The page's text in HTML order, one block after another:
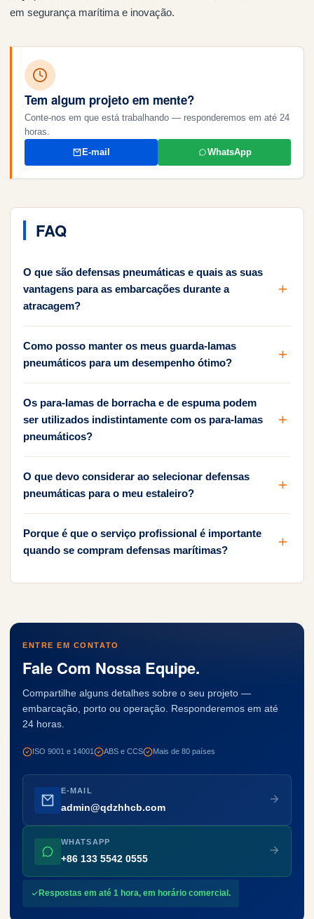
em segurança marítima e inovação.
Tem algum projeto em mente?
Conte-nos em que está trabalhando — responderemos em até 24
horas.
E-mail
WhatsApp
FAQ
O que são defensas pneumáticas e quais as suas
vantagens para as embarcações durante a
atracagem?
Como posso manter os meus guarda-lamas
pneumáticos para um desempenho ótimo?
Os para-lamas de borracha e de espuma podem
ser utilizados indistintamente com os para-lamas
pneumáticos?
O que devo considerar ao selecionar defensas
pneumáticas para o meu estaleiro?
Porque é que o serviço profissional é importante
quando se compram defensas marítimas?
ENTRE EM CONTATO
Fale Com Nossa Equipe.
Compartilhe alguns detalhes sobre o seu projeto —
embarcação, porto ou operação. Responderemos em até
24 horas.
ISO 9001 e 14001 ABS e CCS Mais de 80 países
E-MAIL
admin@qdzhhcb.com
WHATSAPP
+86 133 5542 0555
Respostas em até 1 hora, em horário comercial.